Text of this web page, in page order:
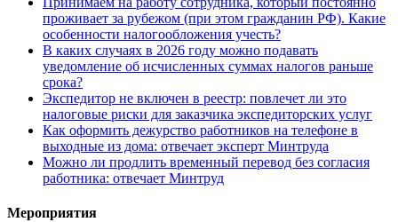
проживает за рубежом (при этом гражданин РФ). Какие
особенности налогообложения учесть?
В каких случаях в 2026 году можно подавать
уведомление об исчисленных суммах налогов раньше
срока?
Экспедитор не включен в реестр: повлечет ли это
налоговые риски для заказчика экспедиторских услуг
Как оформить дежурство работников на телефоне в
выходные из дома: отвечает эксперт Минтруда
Можно ли продлить временный перевод без согласия
работника: отвечает Минтруд
Мероприятия